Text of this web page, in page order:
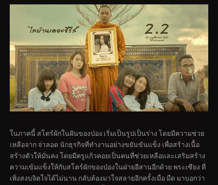
ในภาคนี้ สโตร์ผักในฝันของป่อง เริ่มเป็นรูปเป็นร่าง โดยมีความช่วย
เหลือจาก จ่าลอด นักธุรกิจที่ทำงานอย่างขยันขันแข็ง เพื่อสร้างเนื้อ
สร้างตัวให้มั่นคง โดยมีครูแก้วคอยเป็นคนที่ช่วยเหลือและเสริมสร้าง
ความเข้มแข็งให้กับสโตร์ผักของป่องในฝ่ายอีสานอีกด้วย พระเซียง ที่
เพิ่งสงบจิตใจได้ไม่นาน กลับต้องมาใจสลายอีกครั้งเมื่อ มืด มาบอกว่า